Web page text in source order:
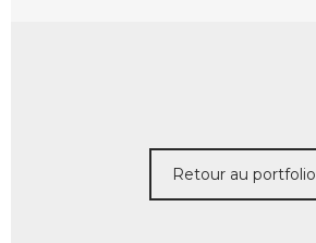
Retour au portfolio